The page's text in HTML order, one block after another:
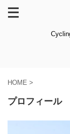
HOME >
プロフィール